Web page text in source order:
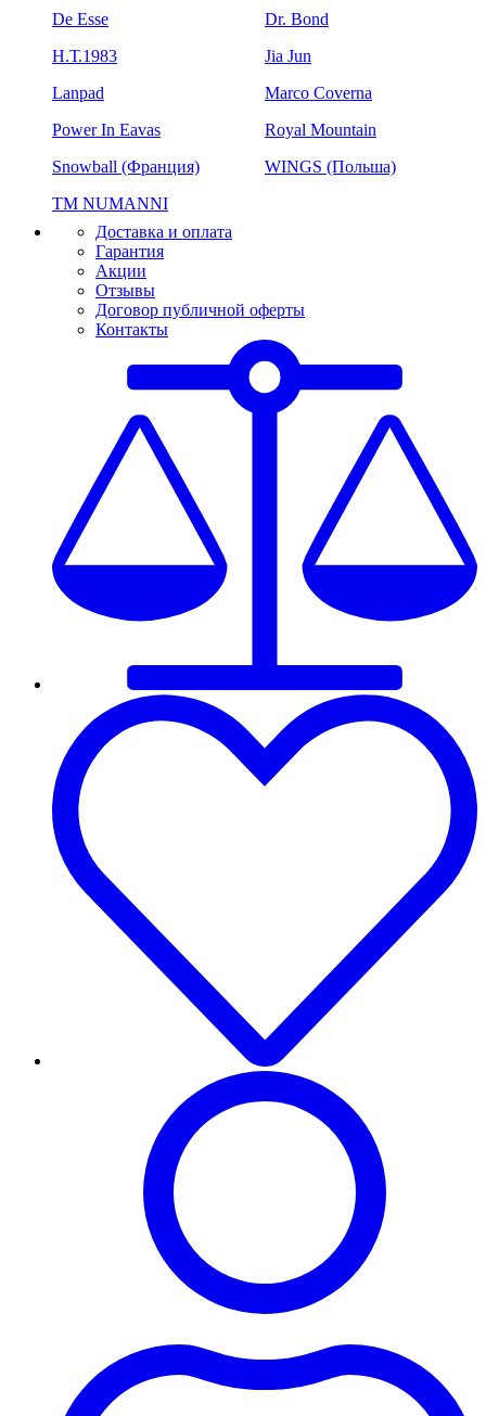
De Esse
Dr. Bond
H.Т.1983
Jia Jun
Lanpad
Marco Coverna
Power In Eavas
Royal Mountain
Snowball (Франция)
WINGS (Польша)
ТМ NUMANNI
Доставка и оплата
Гарантия
Акции
Отзывы
Договор публичной оферты
Контакты